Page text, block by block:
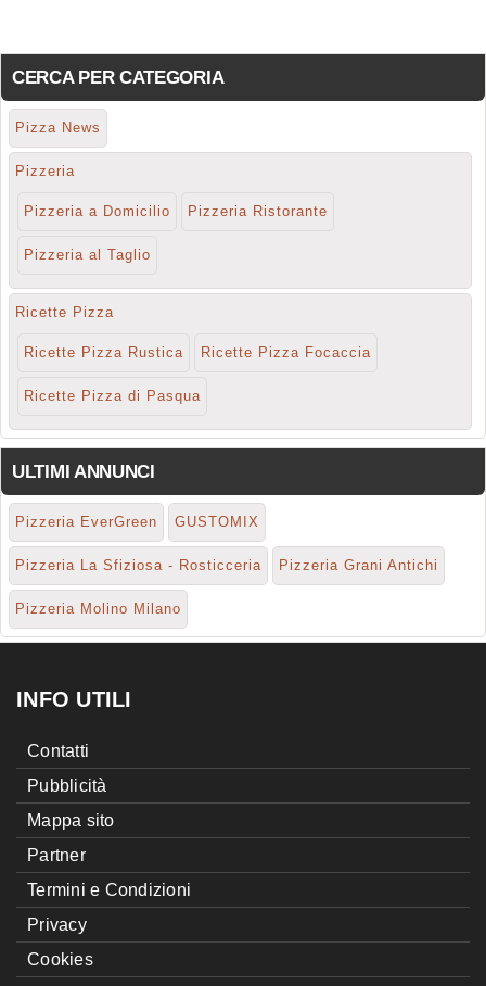
CERCA PER CATEGORIA
Pizza News
Pizzeria
Pizzeria a Domicilio Pizzeria Ristorante
Pizzeria al Taglio
Ricette Pizza
Ricette Pizza Rustica Ricette Pizza Focaccia
Ricette Pizza di Pasqua
ULTIMI ANNUNCI
Pizzeria EverGreen GUSTOMIX
Pizzeria La Sfiziosa - Rosticceria Pizzeria Grani Antichi
Pizzeria Molino Milano
INFO UTILI
Contatti
Pubblicità
Mappa sito
Partner
Termini e Condizioni
Privacy
Cookies